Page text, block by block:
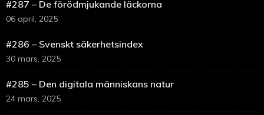
#287 – De förödmjukande läckorna
06 april, 2025
#286 – Svenskt säkerhetsindex
30 mars, 2025
#285 – Den digitala människans natur
24 mars, 2025